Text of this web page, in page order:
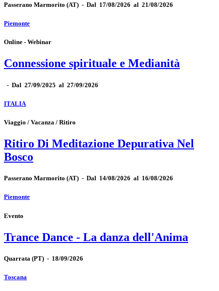
Passerano Marmorito (AT) - Dal 17/08/2026 al 21/08/2026
Piemonte
Online - Webinar
Connessione spirituale e Medianità
- Dal 27/09/2025 al 27/09/2026
ITALIA
Viaggio / Vacanza / Ritiro
Ritiro Di Meditazione Depurativa Nel
Bosco
Passerano Marmorito (AT) - Dal 14/08/2026 al 16/08/2026
Piemonte
Evento
Trance Dance - La danza dell'Anima
Quarrata (PT) - 18/09/2026
Toscana